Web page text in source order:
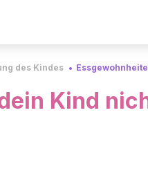
des Kindes
Kind